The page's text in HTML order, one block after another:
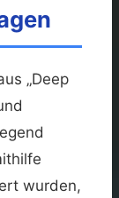
„Deep
wurden,